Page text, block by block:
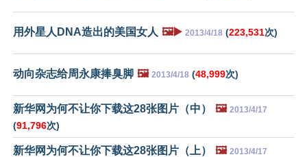
用外星人DNA造出的美国女人 🖼️▶️ 2013/4/18 (223,531次)
动向杂志给周永康捧臭脚 🖼️ 2013/4/18 (48,999次)
新华网为何不让你下载这28张图片（中） 🖼️ 2013/4/17
(91,796次)
新华网为何不让你下载这28张图片（上） 🖼️ 2013/4/17